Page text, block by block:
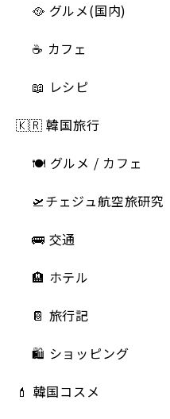
🥘 グルメ(国内)
☕️ カフェ
📖 レシピ
🇰🇷 韓国旅行
🍽 グルメ / カフェ
🛫チェジュ航空旅研究
🚌 交通
🏨 ホテル
📔 旅行記
🛍️ ショッピング
💄 韓国コスメ